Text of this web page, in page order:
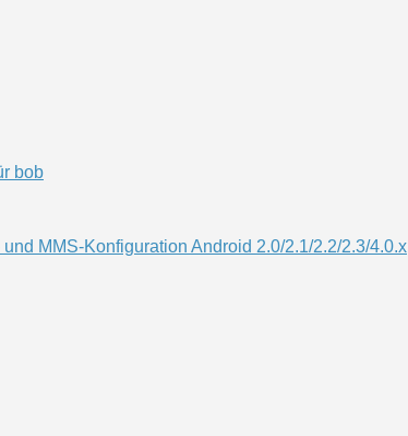
MMS-Konfiguration Android 2.0/2.1/2.2/2.3/4.0.x